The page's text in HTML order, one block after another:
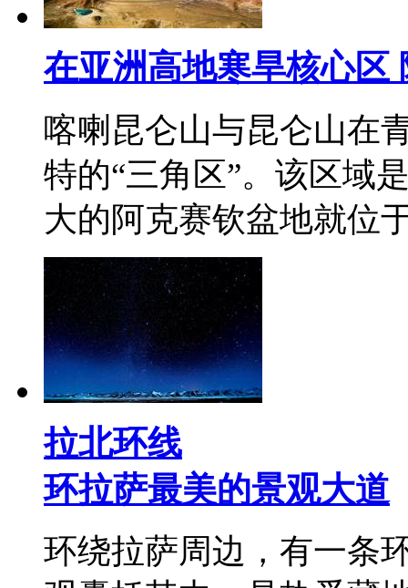
在亚洲高地寒旱核心区
喀喇昆仑山与昆仑山在
特的“三角区”。该区域
大的阿克赛钦盆地就
拉北环线
环拉萨最美的景观大道
环绕拉萨周边，有一条